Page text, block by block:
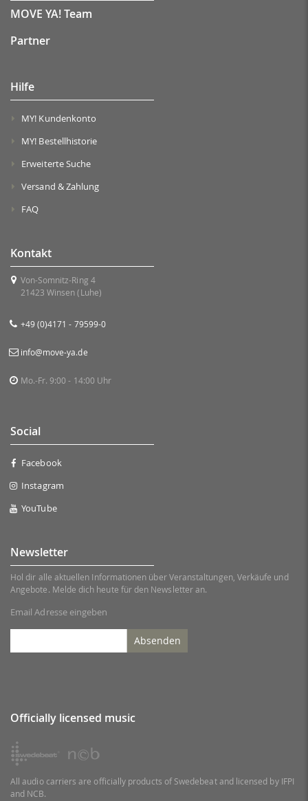
MOVE YA! Team
Partner
Hilfe
MY! Kundenkonto
MY! Bestellhistorie
Erweiterte Suche
Versand & Zahlung
FAQ
Kontakt
Von-Somnitz-Ring 4
21423 Winsen (Luhe)
+49 (0)4171 - 79599-0
info@move-ya.de
Mo.-Fr. 9:00 - 14:00 Uhr
Social
Facebook
Instagram
YouTube
Newsletter
Hol dir alle aktuellen Informationen über Veranstaltungen, Verkäufe und
Angebote. Melde dich heute für den Newsletter an.
Email Adresse eingeben
Absenden
Officially licensed music
All audio carriers are officially products of Swedebeat and licensed by IFPI
and NCB.